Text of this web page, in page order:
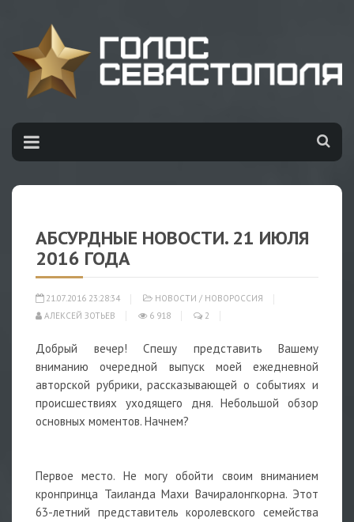
АБСУРДНЫЕ НОВОСТИ. 21 ИЮЛЯ
2016 ГОДА
21.07.2016 23:28:34 НОВОСТИ / НОВОРОССИЯ
АЛЕКСЕЙ ЗОТЬЕВ
6 918 2
Добрый вечер! Спешу представить Вашему
вниманию очередной выпуск моей ежедневной
авторской рубрики, рассказывающей о событиях и
происшествиях уходящего дня. Небольшой обзор
основных моментов. Начнем?
Первое место. Не могу обойти своим вниманием
кронпринца Таиланда Махи Вачиралонгкорна. Этот
63-летний представитель королевского семейства